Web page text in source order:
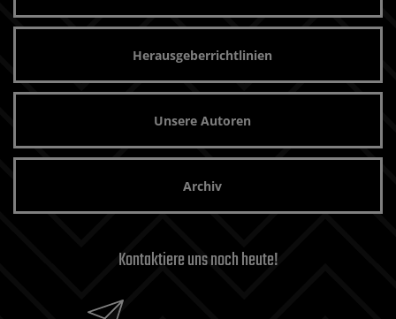
Herausgeberrichtlinien
Unsere Autoren
Archiv
Kontaktiere uns noch heute!